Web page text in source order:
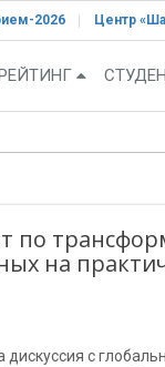
2026 Центр
по
на
с